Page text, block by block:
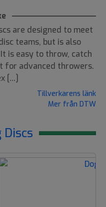
are designed to meet
teams, but is also
is easy to throw, catch
for advanced throwers.
[...]
Tillverkarens länk
Mer från DTW
Discs